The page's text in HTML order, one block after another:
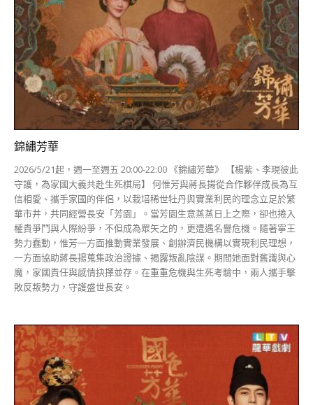
錦繡芳華
2026/5/21起，週一至週五 20:00-22:00 《錦繡芳華》 【楊紫、李現彼此
守護，為家國大義共赴生死棋局】 何惟芳與蔣長揚從合作夥伴成長為互
信相愛、攜手家國的伴侶，以栽培稀世牡丹與實業利民的理念立足於繁
華市井，共同經營長安「芳園」。當芳園生意蒸蒸日上之際，卻也捲入
權貴爭鬥與人際紛爭，不但成為眾矢之的，更遭遇名譽危機。隨著寧王
勢力蠢動，惟芳一方面推動實業發展、創辦濟民機構以實現利民理想，
一方面協助蔣長揚蒐集政治證據、揭露叛亂陰謀。期間她面對舊識與心
魔，家國責任與感情抉擇並存。在重重危機與生死考驗中，兩人攜手擊
敗反叛勢力，守護盛世長安。